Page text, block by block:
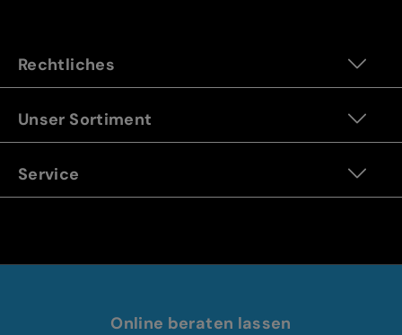
Rechtliches
Unser Sortiment
Service
Online beraten lassen